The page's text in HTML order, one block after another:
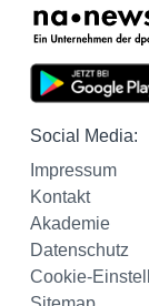
Social Media:
Impressum
Kontakt
Akademie
Datenschutz
Cookie-